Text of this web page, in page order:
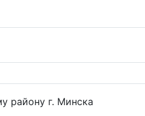
району г. Минска